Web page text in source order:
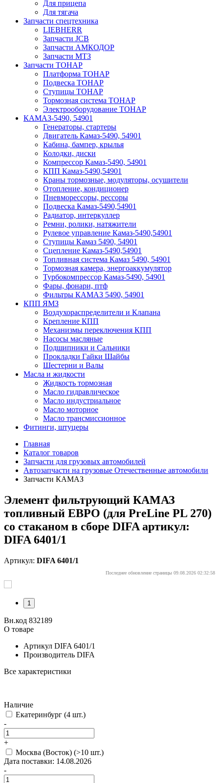
Для прицепа
Для тягача
Запчасти спецтехника
LIEBHERR
Запчасти JCB
Запчасти АМКОДОР
Запчасти МТЗ
Запчасти ТОНАР
Платформа ТОНАР
Подвеска ТОНАР
Ступицы ТОНАР
Тормозная система ТОНАР
Электрооборудование ТОНАР
КАМАЗ-5490, 54901
Генераторы, стартеры
Двигатель Камаз-5490, 54901
Кабина, бампер, крылья
Колодки, диски
Компрессор Камаз-5490, 54901
КПП Камаз-5490,54901
Краны тормозные, модуляторы, осушители
Отопление, кондиционер
Пневморессоры, рессоры
Подвеска Камаз-5490,54901
Радиатор, интеркуллер
Ремни, ролики, натяжители
Рулевое управление Камаз-5490,54901
Ступицы Камаз 5490, 54901
Сцепление Камаз-5490,54901
Топливная система Камаз 5490, 54901
Тормозная камера, энергоаккумулятор
Турбокомпрессор Камаз-5490, 54901
Фары, фонари, птф
Фильтры КАМАЗ 5490, 54901
КПП ЯМЗ
Воздухораспределители и Клапана
Крепление КПП
Механизмы переключения КПП
Насосы масляные
Подшипники и Сальники
Прокладки Гайки Шайбы
Шестерни и Валы
Масла и жидкости
Жидкость тормозная
Масло гидравлическое
Масло индустриальное
Масло моторное
Масло трансмиссионное
Фитинги, штуцеры
Главная
Каталог товаров
Запчасти для грузовых автомобилей
Автозапчасти на грузовые Отечественные автомобили
Запчасти КАМАЗ
Элемент фильтрующий КАМАЗ
топливный ЕВРО (для PreLine PL 270)
со стаканом в сборе DIFA артикул:
DIFA 6401/1
Артикул: DIFA 6401/1
Последнее обновление страницы 09.08.2026 02:32:58
1
Вн.код 832189
О товаре
Артикул DIFA 6401/1
Производитель DIFA
Все характеристики
Наличие
Екатеринбург (4 шт.)
-
+
Москва (Восток) (>10 шт.)
Дата поставки: 14.08.2026
-